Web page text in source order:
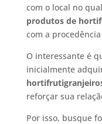
com o local no
produtos de
com a
O interessante é
inicialmente
reforçar sua
Por isso, busque